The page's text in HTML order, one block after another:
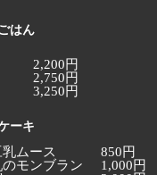
はん
2,200円
2,750円
3,250円
ーキ
ムース
850円
モンブラン
1,000円